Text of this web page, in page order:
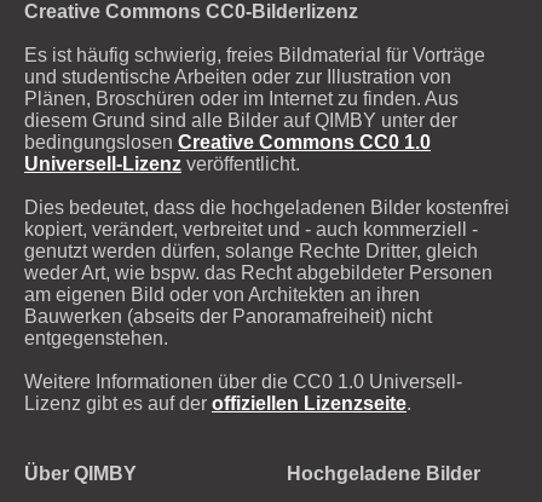
Creative Commons CC0-Bilderlizenz
Es ist häufig schwierig, freies Bildmaterial für Vorträge
und studentische Arbeiten oder zur Illustration von
Plänen, Broschüren oder im Internet zu finden. Aus
diesem Grund sind alle Bilder auf QIMBY unter der
bedingungslosen Creative Commons CC0 1.0
Universell-Lizenz veröffentlicht.
Dies bedeutet, dass die hochgeladenen Bilder kostenfrei
kopiert, verändert, verbreitet und - auch kommerziell -
genutzt werden dürfen, solange Rechte Dritter, gleich
weder Art, wie bspw. das Recht abgebildeter Personen
am eigenen Bild oder von Architekten an ihren
Bauwerken (abseits der Panoramafreiheit) nicht
entgegenstehen.
Weitere Informationen über die CC0 1.0 Universell-
Lizenz gibt es auf der offiziellen Lizenzseite.
Über QIMBY Hochgeladene Bilder